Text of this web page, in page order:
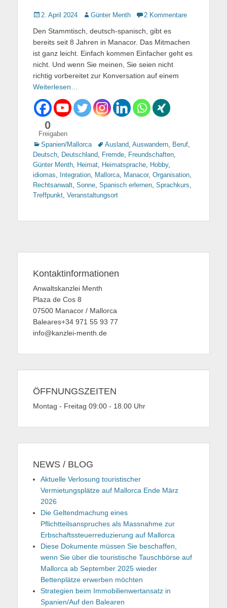
Gepostet
2. April 2024 AutorGünter Menth 2 Kommentare
Den Stammtisch, deutsch-spanisch, gibt es
bereits seit 8 Jahren in Manacor. Das Mitmachen
ist ganz leicht. Einfach kommen Einfacher geht es
nicht. Und wenn Sie meinen, Sie seien nicht
richtig vorbereitet zur Konversation auf einem
Weiterlesen…
0
Freigaben
Kategorien
Spanien/Mallorca TagsAusland Auswandern Beruf
Deutsch
Deutschland Fremde Freundschaften
Günter Menth
Heimat Heimatsprache Hobby,
idiomas
Integration Mallorca Manacor, Organisation
Rechtsanwalt Sonne Spanisch erlernen Sprachkurs
Treffpunkt Veranstaltungsort
Kontaktinformationen
Anwaltskanzlei Menth
Plaza de Cos 8
07500 Manacor / Mallorca
Baleares+34 971 55 93 77
info@kanzlei-menth.de
ÖFFNUNGSZEITEN
Montag - Freitag 09:00 - 18.00 Uhr
NEWS / BLOG
Aktuelle Verlosung touristischer
Vermietungsplätze auf Mallorca Ende März
2026
Die Geltendmachung eines
Pflichtteilsanspruches als Massnahme zur
Erbschaftssteuerreduzierung auf Mallorca
Diese Dokumente müssen Sie beschaffen,
wenn Sie über die touristische Tauschbörse auf
Mallorca ab September 2025 wieder
Bettenplätze erwerben möchten
Strategien beim Immobilienwertansatz in
Spanien/Auf den Balearen